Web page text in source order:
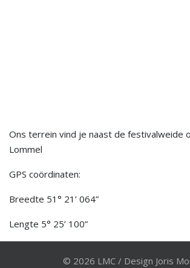
Ons terrein vind je naast de festivalweide
Lommel
GPS coördinaten:
Breedte 51° 21’ 064”
Lengte 5° 25’ 100”
© 2026 LMC / Design Joris